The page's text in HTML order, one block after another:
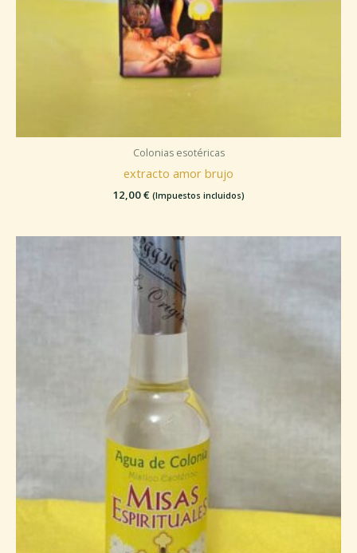
Colonias esotéricas
extracto amor brujo
12,00€ (Impuestos incluidos)